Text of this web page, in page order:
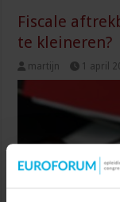
Fiscale
te kleineren?
martijn 1 april